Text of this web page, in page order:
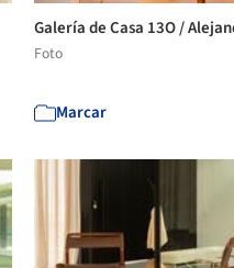
Galería de Casa 13O /
Foto
Marcar